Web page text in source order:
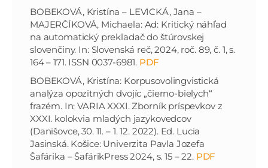
BOBEKOVÁ, Kristína – LEVICKÁ, Jana –
MAJERČÍKOVÁ, Michaela: Ad: Kritický náhľad
na automatický prekladač do štúrovskej
slovenčiny. In: Slovenská reč, 2024, roč. 89, č. 1, s.
164 – 171. ISSN 0037-6981. PDF
BOBEKOVÁ, Kristína: Korpusovolingvistická
analýza opozitných dvojíc „čierno-bielych“
frazém. In: VARIA XXXI. Zborník príspevkov z
XXXI. kolokvia mladých jazykovedcov
(Danišovce, 30. 11. – 1. 12. 2022). Ed. Lucia
Jasinská. Košice: Univerzita Pavla Jozefa
Šafárika – ŠafárikPress 2024, s. 15 – 22. PDF